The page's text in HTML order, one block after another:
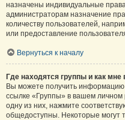
назначены индивидуальные
администраторам назначение
количеству пользователей,
или предоставление
Вернуться к началу
Где находятся группы и как мне
Вы можете получить информацию
ссылке «Группы» в вашем личном
одну из них, нажмите
общедоступны. Некоторые могут